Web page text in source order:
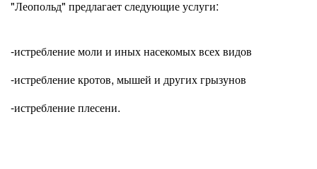
"Леопольд" предлагает следующие услуги:
-истребление моли и иных насекомых всех видов
-истребление кротов, мышей и других грызунов
-истребление плесени.